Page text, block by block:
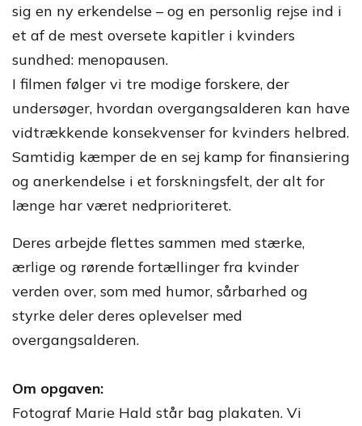
sig en ny erkendelse – og en personlig rejse ind i
et af de mest oversete kapitler i kvinders
sundhed: menopausen.
I filmen følger vi tre modige forskere, der
undersøger, hvordan overgangsalderen kan have
vidtrækkende konsekvenser for kvinders helbred.
Samtidig kæmper de en sej kamp for finansiering
og anerkendelse i et forskningsfelt, der alt for
længe har været nedprioriteret.
Deres arbejde flettes sammen med stærke,
ærlige og rørende fortællinger fra kvinder
verden over, som med humor, sårbarhed og
styrke deler deres oplevelser med
overgangsalderen.
Om opgaven:
Fotograf Marie Hald står bag plakaten. Vi